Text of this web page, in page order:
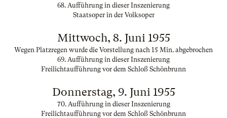
68. Aufführung in dieser Inszenierung
Staatsoper in der Volksoper
Mittwoch, 8. Juni 1955
Wegen Platzregen wurde die Vorstellung nach 15 Min. abgebrochen
69. Aufführung in dieser Inszenierung
Freilichtaufführung vor dem Schloß Schönbrunn
Donnerstag, 9. Juni 1955
70. Aufführung in dieser Inszenierung
Freilichtaufführung vor dem Schloß Schönbrunn